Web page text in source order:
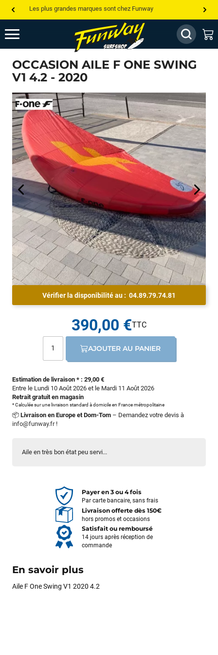
Les plus grandes marques sont chez Funway
Jusqu’à -75% de remise sur le windsurf, wingfoil, etc...
💰 Meilleur prix garanti — Moins cher ailleurs ? On s’aligne !
Besoin de conseils de pro ? Appelle nous !
OCCASION AILE F ONE SWING
V1 4.2 - 2020
Aile en très bon état peu servi...
Vérifier la disponibilité au : 04.89.79.74.81
Estimation de livraison * : 29,00 €
Entre le Lundi 10 Août 2026 et le Mardi 11 Août 2026
Retrait gratuit en magasin
* Calculée sur une livraison standard à domicile en France métropolitaine
📦 Livraison en Europe et Dom-Tom – Demandez votre devis à
info@funway.fr!
390,00 €
AJOUTER AU PANIER
Payer en 3 ou 4 fois
Par carte bancaire, sans frais
Livraison offerte dès 150€
hors promos et occasions
Satisfait ou remboursé
14 jours après réception de
commande
En savoir plus
Aile F One Swing V1 2020 4.2